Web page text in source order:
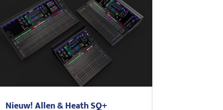
Nieuw! Allen & Heath SQ+